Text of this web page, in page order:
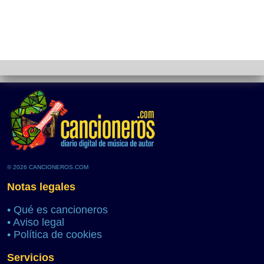
© 2026 CANCIONEROS.COM
Notas legales
• Qué es cancioneros
• Aviso legal
• Política de cookies
Servicios